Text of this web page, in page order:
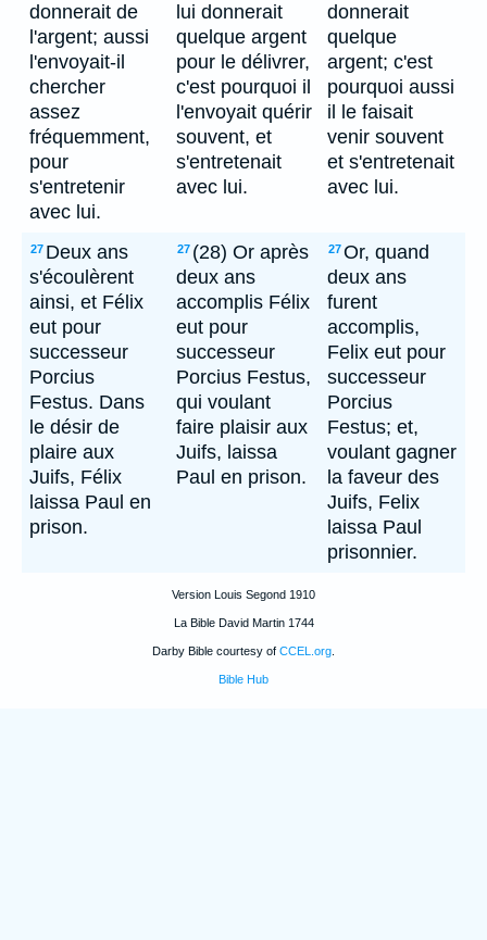
donnerait de
l'argent; aussi
l'envoyait-il
chercher
assez
fréquemment,
pour
s'entretenir
avec lui.
lui donnerait
quelque argent
pour le délivrer,
c'est pourquoi il
l'envoyait quérir
souvent, et
s'entretenait
avec lui.
donnerait
quelque
argent; c'est
pourquoi aussi
il le faisait
venir souvent
et s'entretenait
avec lui.
27 Deux ans
s'écoulèrent
ainsi, et Félix
eut pour
successeur
Porcius
Festus. Dans
le désir de
plaire aux
Juifs, Félix
laissa Paul en
prison.
27 (28) Or après
deux ans
accomplis Félix
eut pour
successeur
Porcius Festus,
qui voulant
faire plaisir aux
Juifs, laissa
Paul en prison.
27Or, quand
deux ans
furent
accomplis,
Felix eut pour
successeur
Porcius
Festus; et,
voulant gagner
la faveur des
Juifs, Felix
laissa Paul
prisonnier.
Version Louis Segond 1910
La Bible David Martin 1744
Darby Bible courtesy of CCEL.org
Bible Hub